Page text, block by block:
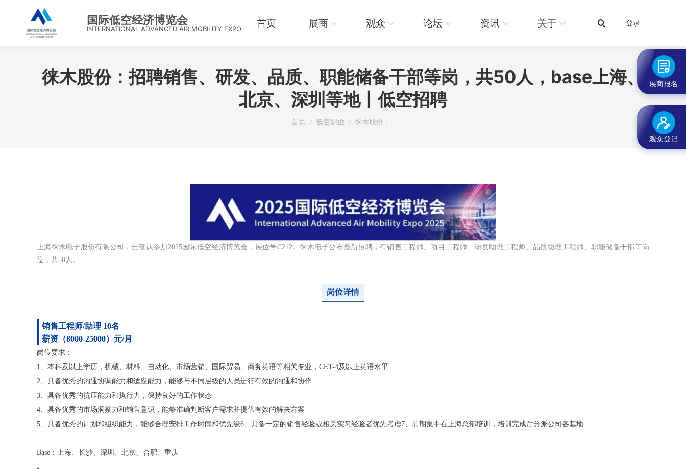
国际低空经济博览会
INTERNATIONAL ADVANCED AIR MOBILITY EXPO 首页 展商 观众 论坛 资讯 关于
搜
登录
徕木股份：招聘销售、研发、品质、职能储备干部等岗，共50人，base上海、
北京、深圳等地丨低空招聘
您在这里：
首页 低空职位 徕木股份：…
上海徕木电子股份有限公司，已确认参加2025国际低空经济博览会，展位号C212。徕木电子公布最新招聘，有销售工程师、项目工程师、研发助理工程师、品质助理工程师、职能储备干部等岗
位，共50人。
岗位详情
销售工程师/助理 10名
薪资（8000-25000）元/月
岗位要求：
1、本科及以上学历，机械、材料、自动化、市场营销、国际贸易、商务英语等相关专业，CET-4及以上英语水平
2、具备优秀的沟通协调能力和适应能力，能够与不同层级的人员进行有效的沟通和协作
3、具备优秀的抗压能力和执行力，保持良好的工作状态
4、具备优秀的市场洞察力和销售意识，能够准确判断客户需求并提供有效的解决方案
5、具备优秀的计划和组织能力，能够合理安排工作时间和优先级6、具备一定的销售经验或相关实习经验者优先考虑7、前期集中在上海总部培训，培训完成后分派公司各基地
Base：上海、长沙、深圳、北京、合肥、重庆
展商报名
观众登记
展商 观众 论坛 资讯 关于
搜